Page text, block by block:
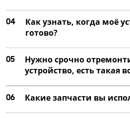
04
Как узнать, когда моё
готово?
05
Нужно срочно
устройство, есть такая
06 Какие запчасти вы